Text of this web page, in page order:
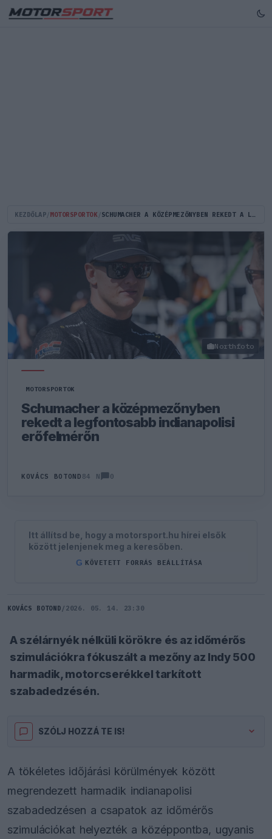
KEZDŐLAP MOTORSPORTOK SCHUMACHER A KÖZÉPMEZŐNYBEN REKEDT A LEGFONTOSABB INDIANAPOLISI ERŐFELMÉRŐN
Northfoto
MOTORSPORTOK
Schumacher a középmezőnyben
rekedt a legfontosabb indianapolisi
erőfelmérőn
KOVÁCS BOTOND 84 N 0
Itt állítsd be, hogy a motorsport.hu hírei elsők
között jelenjenek meg a keresőben.
G KÖVETETT FORRÁS BEÁLLÍTÁSA
KOVÁCS BOTOND / 2026. 05. 14. 23:30
A szélárnyék nélküli körökre és az időmérős
szimulációkra fókuszált a mezőny az Indy 500
harmadik, motorcserékkel tarkított
szabadedzésén.
SZÓLJ HOZZÁ TE IS!
A tökéletes időjárási körülmények között
megrendezett harmadik indianapolisi
szabadedzésen a csapatok az időmérős
szimulációkat helyezték a középpontba, ugyanis